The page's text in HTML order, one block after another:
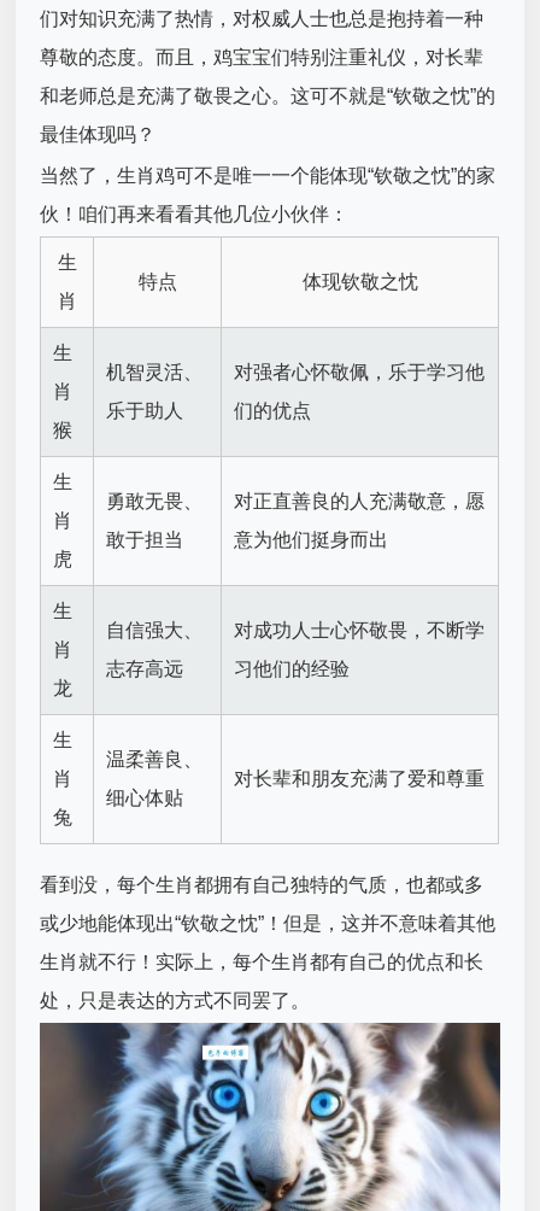
们对知识充满了热情，对权威人士也总是抱持着一种
尊敬的态度。而且，鸡宝宝们特别注重礼仪，对长辈
和老师总是充满了敬畏之心。这可不就是“钦敬之忱”的
最佳体现吗？
当然了，生肖鸡可不是唯一一个能体现“钦敬之忱”的家
伙！咱们再来看看其他几位小伙伴：
生
肖
特点 体现钦敬之忱
生
肖
猴
机智灵活、
乐于助人
对强者心怀敬佩，乐于学习他
们的优点
生
肖
虎
勇敢无畏、
敢于担当
对正直善良的人充满敬意，愿
意为他们挺身而出
生
肖
龙
自信强大、
志存高远
对成功人士心怀敬畏，不断学
习他们的经验
生
肖
兔
温柔善良、
细心体贴
对长辈和朋友充满了爱和尊重
看到没，每个生肖都拥有自己独特的气质，也都或多
或少地能体现出“钦敬之忱”！但是，这并不意味着其他
生肖就不行！实际上，每个生肖都有自己的优点和长
处，只是表达的方式不同罢了。